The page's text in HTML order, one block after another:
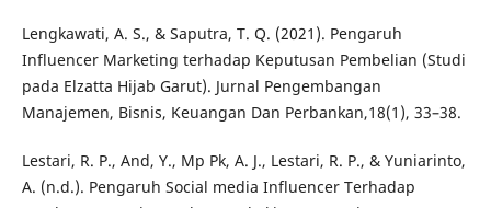
Lengkawati, A. S., & Saputra, T. Q. (2021). Pengaruh
Influencer Marketing terhadap Keputusan Pembelian (Studi
pada Elzatta Hijab Garut). Jurnal Pengembangan
Manajemen, Bisnis, Keuangan Dan Perbankan,18(1), 33–38.
Lestari, R. P., And, Y., Mp Pk, A. J., Lestari, R. P., & Yuniarinto,
A. (n.d.). Pengaruh Social media Influencer Terhadap